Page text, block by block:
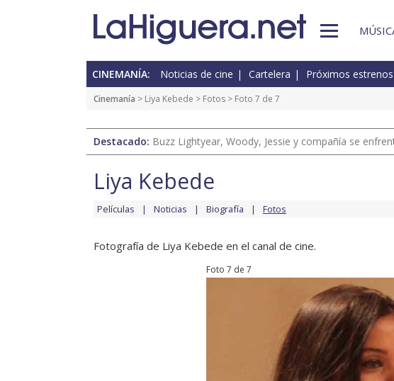
CINEMANÍA: Noticias de cine Cartelera Próximos estrenos
Cinemanía > Liya Kebede > Fotos > Foto 7 de 7
Destacado: Buzz Lightyear, Woody, Jessie y compañía se
Liya Kebede
Películas Noticias Biografía Fotos
Fotografía de Liya Kebede en el canal de cine.
Foto 7 de 7